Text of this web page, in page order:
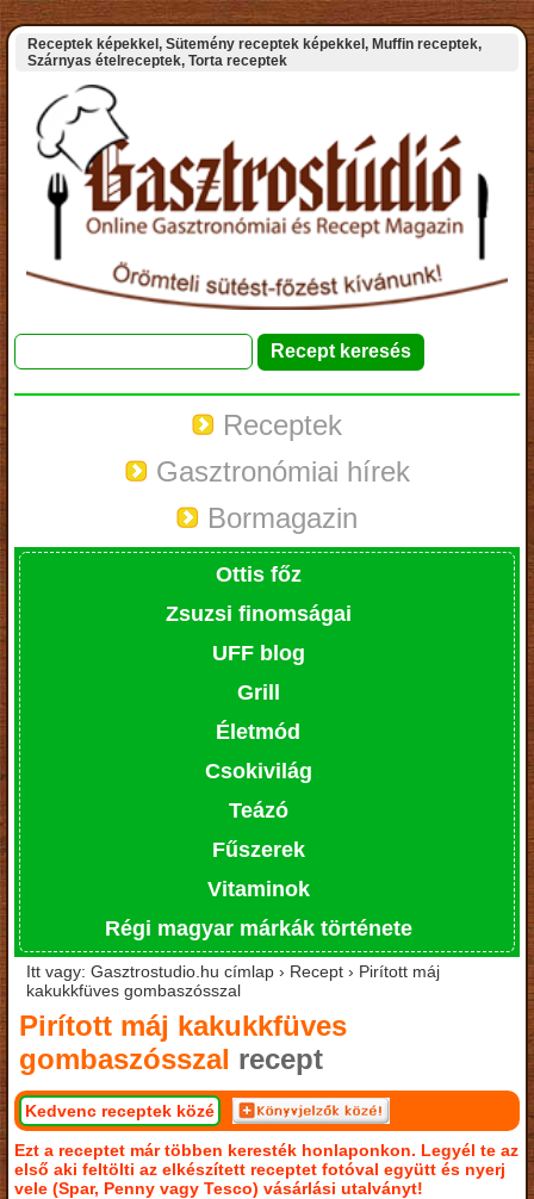
Receptek képekkel, Sütemény receptek képekkel, Muffin receptek,
Szárnyas ételreceptek, Torta receptek
Receptek
Gasztronómiai hírek
Bormagazin
Ottis főz
Zsuzsi finomságai
UFF blog
Grill
Életmód
Csokivilág
Teázó
Fűszerek
Vitaminok
Régi magyar márkák története
Itt vagy: Gasztrostudio.hu címlap › Recept › Pirított máj
kakukkfüves gombaszósszal
Pirított máj kakukkfüves
gombaszósszal recept
Kedvenc receptek közé
Ezt a receptet már többen keresték honlaponkon. Legyél te az
első aki feltölti az elkészített receptet fotóval együtt és nyerj
vele (Spar, Penny vagy Tesco) vásárlási utalványt!